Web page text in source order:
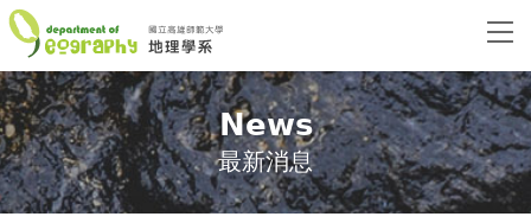
News
最新消息